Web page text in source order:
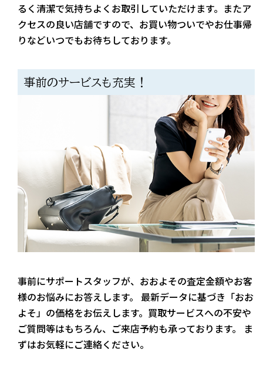
るく清潔で気持ちよくお取引していただけます。またア
クセスの良い店舗ですので、お買い物ついでやお仕事帰
りなどいつでもお待ちしております。
事前のサービスも充実！
事前にサポートスタッフが、おおよその査定金額やお客
様のお悩みにお答えします。 最新データに基づき「おお
よそ」の価格をお伝えします。買取サービスへの不安や
ご質問等はもちろん、ご来店予約も承っております。 ま
ずはお気軽にご連絡ください。